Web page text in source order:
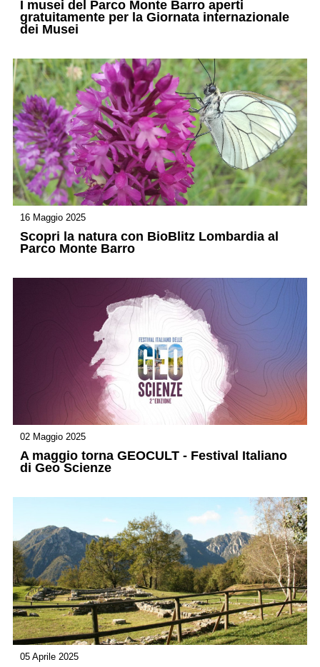
I musei del Parco Monte Barro aperti
gratuitamente per la Giornata internazionale
dei Musei
16 Maggio 2025
Scopri la natura con BioBlitz Lombardia al
Parco Monte Barro
02 Maggio 2025
A maggio torna GEOCULT - Festival Italiano
di Geo Scienze
05 Aprile 2025